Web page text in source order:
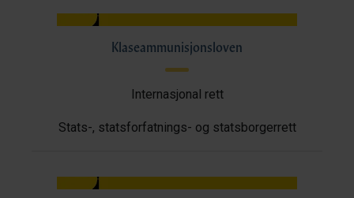
Klaseammunisjonsloven
Internasjonal rett
Stats-, statsforfatnings- og statsborgerrett